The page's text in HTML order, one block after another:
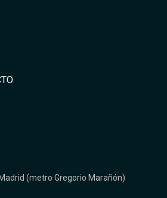
(metro Gregorio Marañón)